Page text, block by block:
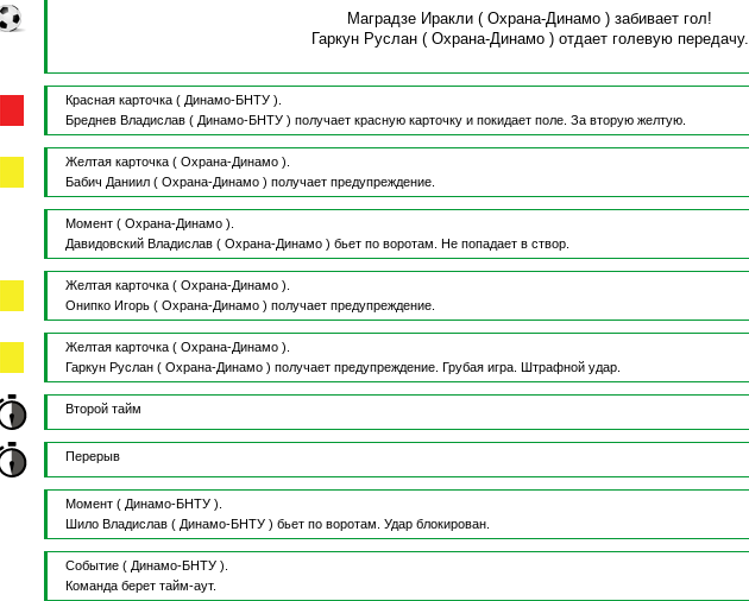
Маградзе Иракли ( Охрана-Динамо )забивает гол!
Гаркун Руслан( Охрана-Динамо ) отдает голевую передачу.
Красная карточка ( Динамо-БНТУ ).
Бреднев Владислав( Динамо-БНТУ ) получает красную карточку и покидает поле. За вторую желтую.
Желтая карточка ( Охрана-Динамо ).
Бабич Даниил( Охрана-Динамо ) получает предупреждение.
Момент ( Охрана-Динамо ).
Давидовский Владислав( Охрана-Динамо ) бьет по воротам. Не попадает в створ.
Желтая карточка ( Охрана-Динамо ).
Онипко Игорь( Охрана-Динамо ) получает предупреждение.
Желтая карточка ( Охрана-Динамо ).
Гаркун Руслан( Охрана-Динамо ) получает предупреждение. Грубая игра. Штрафной удар.
Второй тайм
Перерыв
Момент ( Динамо-БНТУ ).
Шило Владислав( Динамо-БНТУ ) бьет по воротам. Удар блокирован.
Событие ( Динамо-БНТУ ).
Команда берет тайм-аут.